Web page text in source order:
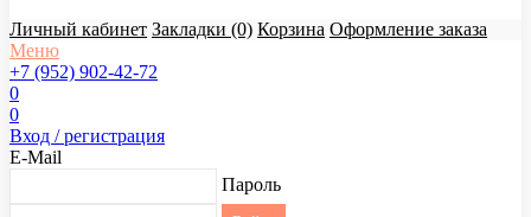
Личный кабинет Закладки (0) Корзина Оформление заказа
Меню
+7 (952) 902-42-72
0
0
Вход / регистрация
E-Mail
Пароль